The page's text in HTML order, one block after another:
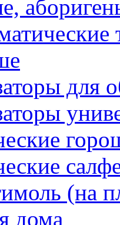
для
(на
дома